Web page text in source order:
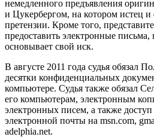
немедленного предъявления
и Цукербергом, на котором истец и
претензии. Кроме того,
предоставить электронные
основывает свой иск.
В августе 2011 года судья обязал
десятки конфиденциальных
компьютере. Судья также обязал
его компьютерам, электронным
электронных писем, а также доступ
электронной почты на msn.com,
adelphia.net.